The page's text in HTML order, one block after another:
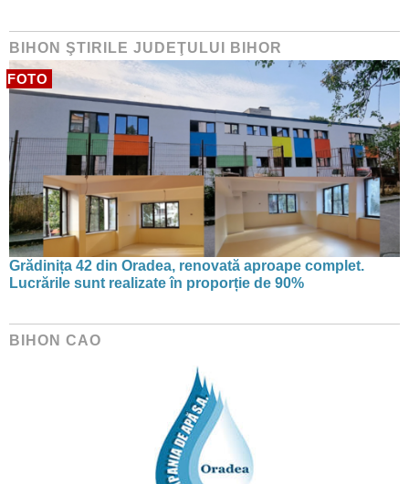
BIHON ŞTIRILE JUDEŢULUI BIHOR
FOTO
Grădinița 42 din Oradea, renovată aproape complet.
Lucrările sunt realizate în proporție de 90%
BIHON CAO